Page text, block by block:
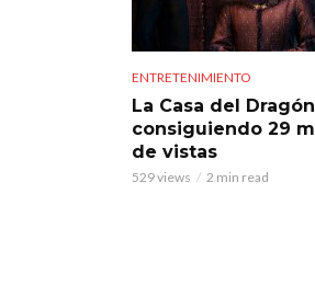
ENTRETENIMIENTO
La Casa del
consiguiendo 29
de vistas
529 views 2 min read